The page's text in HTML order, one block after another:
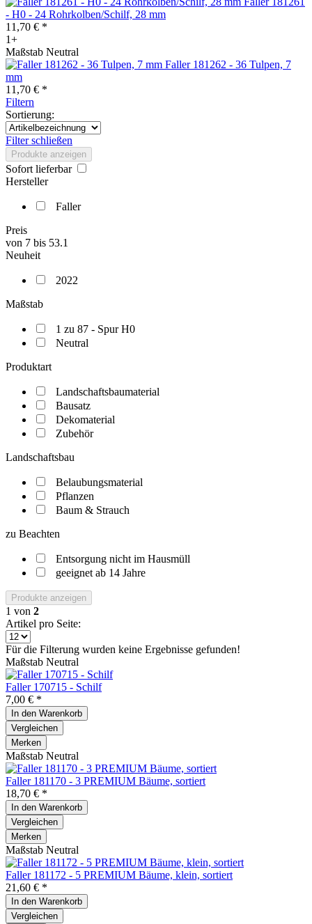
- H0 - 24 Rohrkolben/Schilf, 28 mm
11,70 € *
1+
Maßstab Neutral
Faller 181262 - 36 Tulpen, 7
mm
11,70 € *
Filtern
Sortierung:
Filter schließen
Produkte anzeigen
Sofort lieferbar
Hersteller
Faller
Preis
von 7 bis 53.1
Neuheit
2022
Maßstab
1 zu 87 - Spur H0
Neutral
Produktart
Landschaftsbaumaterial
Bausatz
Dekomaterial
Zubehör
Landschaftsbau
Belaubungsmaterial
Pflanzen
Baum & Strauch
zu Beachten
Entsorgung nicht im Hausmüll
geeignet ab 14 Jahre
Produkte anzeigen
1 von 2
Artikel pro Seite:
Für die Filterung wurden keine Ergebnisse gefunden!
Maßstab Neutral
Faller 170715 - Schilf
7,00 € *
In den Warenkorb
Vergleichen
Merken
Maßstab Neutral
Faller 181170 - 3 PREMIUM Bäume, sortiert
18,70 € *
In den Warenkorb
Vergleichen
Merken
Maßstab Neutral
Faller 181172 - 5 PREMIUM Bäume, klein, sortiert
21,60 € *
In den Warenkorb
Vergleichen